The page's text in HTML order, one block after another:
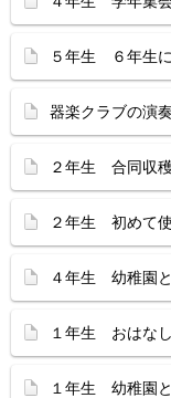
５年生 ６年生
器楽クラブの演
２年生 合同収
２年生 初めて
４年生 幼稚園
１年生 おはな
１年生 幼稚園